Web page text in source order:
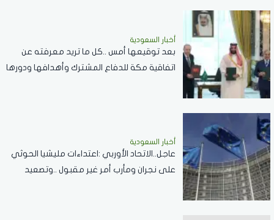
أخبار السعودية
بعد توقيعها أمس ..كل ما تريد معرفته عن
اتفاقية مكة للدفاع المشترك وأهدافها ودورها
أخبار السعودية
عاجل..الاتحاد الأوربي :اعتداءات مليشيا الحوثي
على نجران ومأرب أمر غير مقبول ..وتصعيد